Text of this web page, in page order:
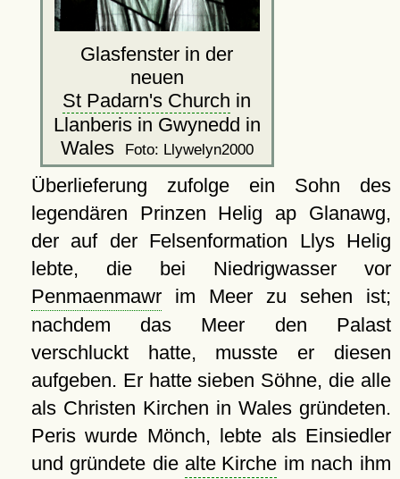
Glasfenster in der
neuen
St Padarn's Church in
Llanberis in Gwynedd in
Wales
Foto: Llywelyn2000
Überlieferung zufolge ein Sohn des
legendären Prinzen Helig ap Glanawg,
der auf der Felsenformation Llys Helig
lebte, die bei Niedrigwasser vor
Penmaenmawrim Meer zu sehen ist;
nachdem das Meer den Palast
verschluckt hatte, musste er diesen
aufgeben. Er hatte sieben Söhne, die alle
als Christen Kirchen in Wales gründeten.
Peris wurde Mönch, lebte als Einsiedler
und gründete die alte Kirche im nach ihm